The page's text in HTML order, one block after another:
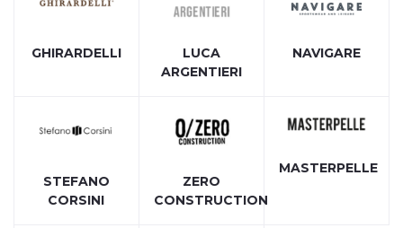
GHIRARDELLI
LUCA
ARGENTIERI
NAVIGARE
STEFANO
CORSINI
ZERO
CONSTRUCTION
MASTERPELLE